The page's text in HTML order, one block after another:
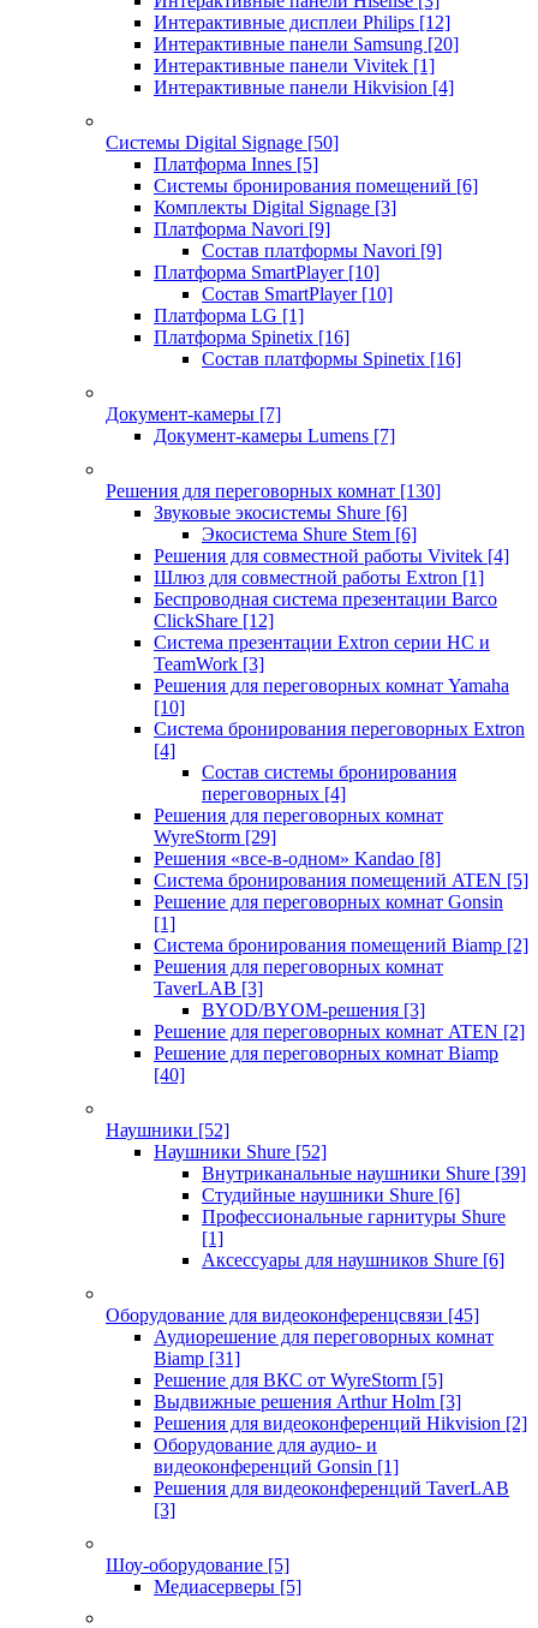
Интерактивные дисплеи Philips [12]
Интерактивные панели Samsung [20]
Интерактивные панели Vivitek [1]
Интерактивные панели Hikvision [4]
Системы Digital Signage [50]
Платформа Innes [5]
Системы бронирования помещений [6]
Комплекты Digital Signage [3]
Платформа Navori [9]
Состав платформы Navori [9]
Платформа SmartPlayer [10]
Состав SmartPlayer [10]
Платформа LG [1]
Платформа Spinetix [16]
Состав платформы Spinetix [16]
Документ-камеры [7]
Документ-камеры Lumens [7]
Решения для переговорных комнат [130]
Звуковые экосистемы Shure [6]
Экосистема Shure Stem [6]
Решения для совместной работы Vivitek [4]
Шлюз для совместной работы Extron [1]
Беспроводная система презентации Barco
ClickShare [12]
Система презентации Extron серии HC и
TeamWork [3]
Решения для переговорных комнат Yamaha
[10]
Система бронирования переговорных Extron
[4]
Состав системы бронирования
переговорных [4]
Решения для переговорных комнат
WyreStorm [29]
Решения «все-в-одном» Kandao [8]
Система бронирования помещений ATEN [5]
Решение для переговорных комнат Gonsin
[1]
Система бронирования помещений Biamp [2]
Решения для переговорных комнат
TaverLAB [3]
BYOD/BYOM-решения [3]
Решение для переговорных комнат ATEN [2]
Решение для переговорных комнат Biamp
[40]
Наушники [52]
Наушники Shure [52]
Внутриканальные наушники Shure [39]
Студийные наушники Shure [6]
Профессиональные гарнитуры Shure
[1]
Аксессуары для наушников Shure [6]
Оборудование для видеоконференцсвязи [45]
Аудиорешение для переговорных комнат
Biamp [31]
Решение для ВКС от WyreStorm [5]
Выдвижные решения Arthur Holm [3]
Решения для видеоконференций Hikvision [2]
Оборудование для аудио- и
видеоконференций Gonsin [1]
Решения для видеоконференций TaverLAB
[3]
Шоу-оборудование [5]
Медиасерверы [5]